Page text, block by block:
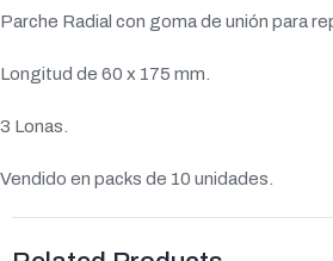
Parche Radial con goma de unión para
Longitud de 60 x 175 mm.
3 Lonas.
Vendido en packs de 10 unidades.